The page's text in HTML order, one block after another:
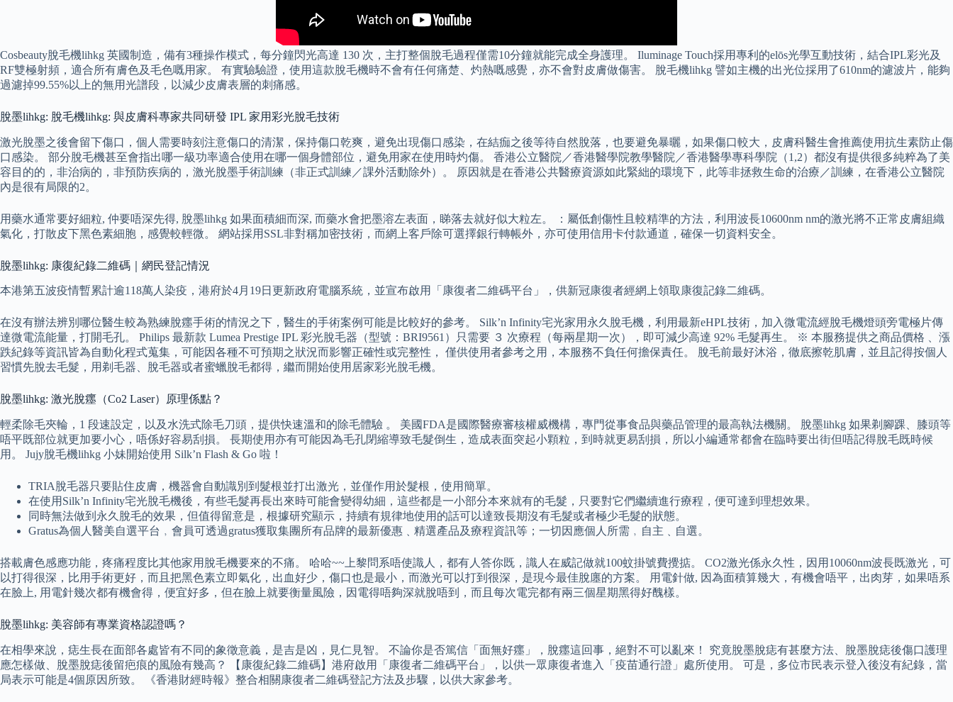
Cosbeauty脫毛機lihkg 英國制造，備有3種操作模式，每分鐘閃光高達 130 次，主打整個脫毛過程僅需10分鐘就能完成全身護理。 Iluminage Touch採用專利的elōs光學互動技術，結合IPL彩光及
RF雙極射頻，適合所有膚色及毛色嘅用家。 有實驗驗證，使用這款脫毛機時不會有任何痛楚、灼熱嘅感覺，亦不會對皮膚做傷害。 脫毛機lihkg 譬如主機的出光位採用了610nm的濾波片，能夠
過濾掉99.55%以上的無用光譜段，以減少皮膚表層的刺痛感。
脫墨lihkg: 脫毛機lihkg: 與皮膚科專家共同研發 IPL 家用彩光脫毛技術
激光脫墨之後會留下傷口，個人需要時刻注意傷口的清潔，保持傷口乾爽，避免出現傷口感染，在結痂之後等待自然脫落，也要避免暴曬，如果傷口較大，皮膚科醫生會推薦使用抗生素防止傷
口感染。 部分脫毛機甚至會指出哪一級功率適合使用在哪一個身體部位，避免用家在使用時灼傷。 香港公立醫院／香港醫學院教學醫院／香港醫學專科學院（1,2）都沒有提供很多純粹為了美
容目的的，非治病的，非預防疾病的，激光脫墨手術訓練（非正式訓練／課外活動除外）。 原因就是在香港公共醫療資源如此緊絀的環境下，此等非拯救生命的治療／訓練，在香港公立醫院
內是很有局限的2。
用藥水通常要好細粒, 仲要唔深先得, 脫墨lihkg 如果面積細而深, 而藥水會把墨溶左表面，睇落去就好似大粒左。 ：屬低創傷性且較精準的方法，利用波長10600nm nm的激光將不正常皮膚組織
氣化，打散皮下黑色素細胞，感覺較輕微。 網站採用SSL非對稱加密技術，而網上客戶除可選擇銀行轉帳外，亦可使用信用卡付款通道，確保一切資料安全。
脫墨lihkg: 康復紀錄二維碼｜網民登記情況
本港第五波疫情暫累計逾118萬人染疫，港府於4月19日更新政府電腦系統，並宣布啟用「康復者二維碼平台」，供新冠康復者經網上領取康復記錄二維碼。
在沒有辦法辨別哪位醫生較為熟練脫癦手術的情況之下，醫生的手術案例可能是比較好的參考。 Silk’n Infinity宅光家用永久脫毛機，利用最新eHPL技術，加入微電流經脫毛機燈頭旁電極片傳
達微電流能量，打開毛孔。 Philips 最新款 Lumea Prestige IPL 彩光脫毛器（型號：BRI9561）只需要 ３ 次療程（每兩星期一次），即可減少高達 92% 毛髮再生。 ※ 本服務提供之商品價格 、漲
跌紀錄等資訊皆為自動化程式蒐集，可能因各種不可預期之狀況而影響正確性或完整性， 僅供使用者參考之用，本服務不負任何擔保責任。 脫毛前最好沐浴，徹底擦乾肌膚，並且記得按個人
習慣先脫去毛髮，用剃毛器、脫毛器或者蜜蠟脫毛都得，繼而開始使用居家彩光脫毛機。
脫墨lihkg: 激光脫癦（Co2 Laser）原理係點？
輕柔除毛夾輪，1 段速設定，以及水洗式除毛刀頭，提供快速溫和的除毛體驗 。 美國FDA是國際醫療審核權威機構，專門從事食品與藥品管理的最高執法機關。 脫墨lihkg 如果剃腳踝、膝頭等
唔平既部位就更加要小心，唔係好容易刮損。 長期使用亦有可能因為毛孔閉縮導致毛髮倒生，造成表面突起小顆粒，到時就更易刮損，所以小編通常都會在臨時要出街但唔記得脫毛既時候
用。 Jujy脫毛機lihkg 小妹開始使用 Silk’n Flash & Go 啦！
TRIA脫毛器只要貼住皮膚，機器會自動識別到髮根並打出激光，並僅作用於髮根，使用簡單。
在使用Silk’n Infinity宅光脫毛機後，有些毛髮再長出來時可能會變得幼細，這些都是一小部分本來就有的毛髮，只要對它們繼續進行療程，便可達到理想效果。
同時無法做到永久脫毛的效果，但值得留意是，根據研究顯示，持續有規律地使用的話可以達致長期沒有毛髮或者極少毛髮的狀態。
Gratus為個人醫美自選平台﹐會員可透過gratus獲取集團所有品牌的最新優惠﹑精選產品及療程資訊等；一切因應個人所需﹐自主﹑自選。
搭載膚色感應功能，疼痛程度比其他家用脫毛機要來的不痛。 哈哈~~上黎問系唔使識人，都有人答你既，識人在威記做就100蚊掛號費攪掂。 CO2激光係永久性，因用10060nm波長既激光，可
以打得很深，比用手術更好，而且把黑色素立即氣化，出血好少，傷口也是最小，而激光可以打到很深，是現今最佳脫廛的方案。 用電針做, 因為面積算幾大，有機會唔平，出肉芽，如果唔系
在臉上, 用電針幾次都有機會得，便宜好多，但在臉上就要衡量風險，因電得唔夠深就脫唔到，而且每次電完都有兩三個星期黑得好醜樣。
脫墨lihkg: 美容師有專業資格認證嗎？
在相學來說，痣生長在面部各處皆有不同的象徵意義，是吉是凶，見仁見智。 不論你是否篤信「面無好癦」，脫癦這回事，絕對不可以亂來！ 究竟脫墨脫痣有甚麼方法、脫墨脫痣後傷口護理
應怎樣做、脫墨脫痣後留疤痕的風險有幾高？ 【康復紀錄二維碼】港府啟用「康復者二維碼平台」，以供一眾康復者進入「疫苗通行證」處所使用。 可是，多位市民表示登入後沒有紀錄，當
局表示可能是4個原因所致。 《香港財經時報》整合相關康復者二維碼登記方法及步驟，以供大家參考。